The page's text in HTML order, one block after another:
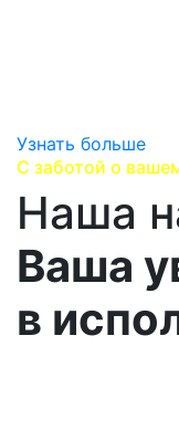
Узнать больше
С заботой о
Наша
Ваша
в